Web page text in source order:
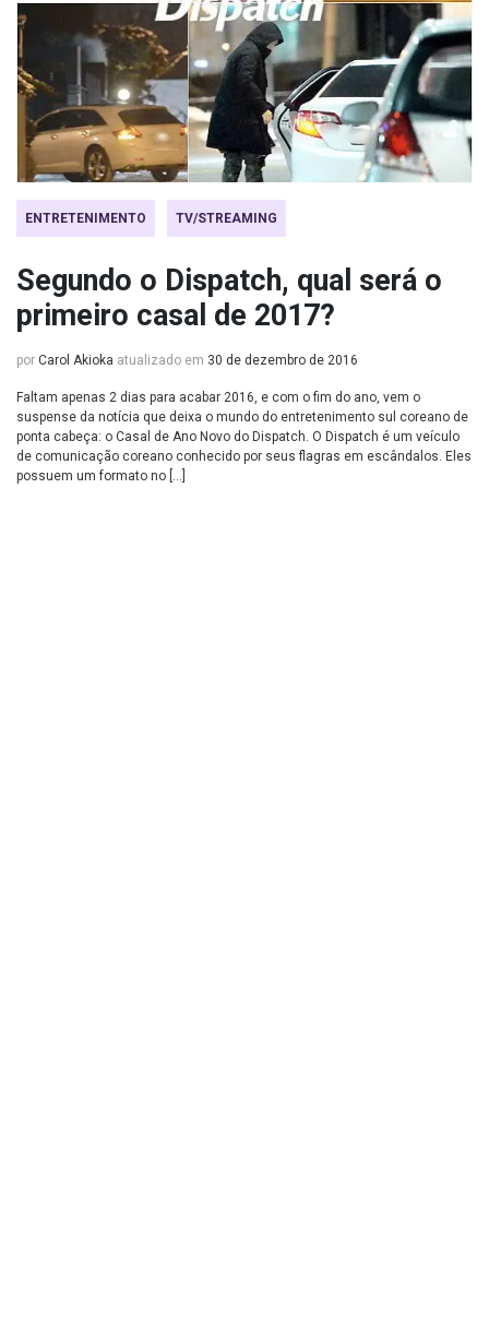
ENTRETENIMENTO TV/STREAMING
Segundo o Dispatch, qual será o
primeiro casal de 2017?
por Carol Akioka atualizado em 30 de dezembro de 2016
Faltam apenas 2 dias para acabar 2016, e com o fim do ano, vem o
suspense da notícia que deixa o mundo do entretenimento sul coreano de
ponta cabeça: o Casal de Ano Novo do Dispatch. O Dispatch é um veículo
de comunicação coreano conhecido por seus flagras em escândalos. Eles
possuem um formato no […]